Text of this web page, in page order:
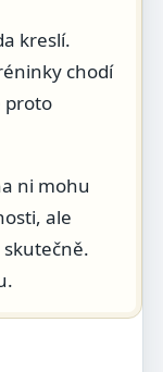
kreslí.
chodí
proto
ni mohu
ale